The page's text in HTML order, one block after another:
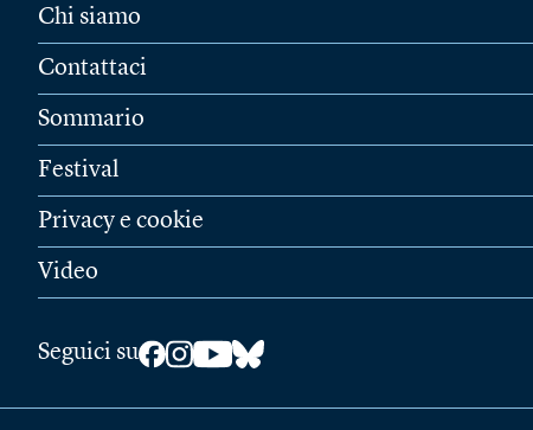
Chi siamo
Contattaci
Sommario
Festival
Privacy e cookie
Video
Seguici su